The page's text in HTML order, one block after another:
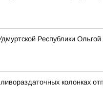
Республики
колонках